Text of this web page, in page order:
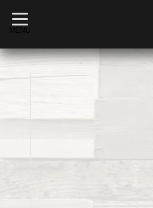
t
o
g
l
e
a
MENU